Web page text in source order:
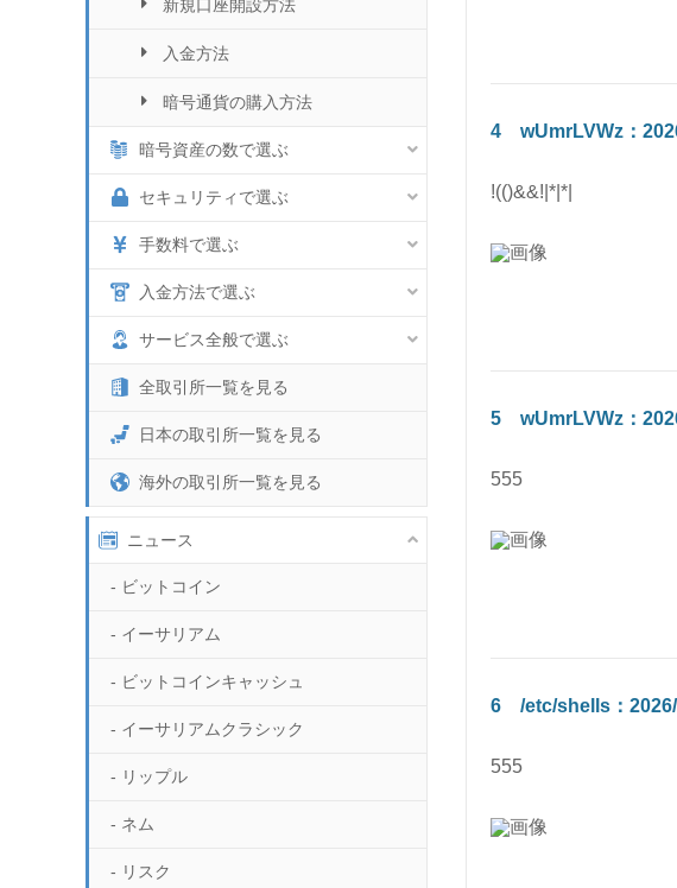
4 wUmrLVWz：
!(()&&!|*|*|
5 wUmrLVWz：
555
6 /etc/shells：
555
新規口座開設方法
入金方法
暗号通貨の購入方法
暗号資産の数で選ぶ
Binance
公式サイトへ
詳細ページへ
新規口座開設方法
入金方法
暗号通貨の購入方法
Bybit
セキュリティで選ぶ
GMOコイン
公式サイトへ
詳細ページへ
新規口座開設方法
入金方法
暗号通貨の購入方法
Binance
手数料で選ぶ
Bybit
公式サイトへ
新規口座開設方法
入金方法
暗号通貨の購入方法
Binance
入金方法で選ぶ
Binance
新規口座開設方法
入金方法
暗号通貨の購入方法
Bybit
サービス全般で選ぶ
Bybit
新規口座開設方法
入金方法
暗号通貨の購入方法
GMOコイン
全取引所一覧を見る
日本の取引所一覧を見る
海外の取引所一覧を見る
ニュース
- ビットコイン
- イーサリアム
- ビットコインキャッシュ
- イーサリアムクラシック
- リップル
- ネム
- リスク